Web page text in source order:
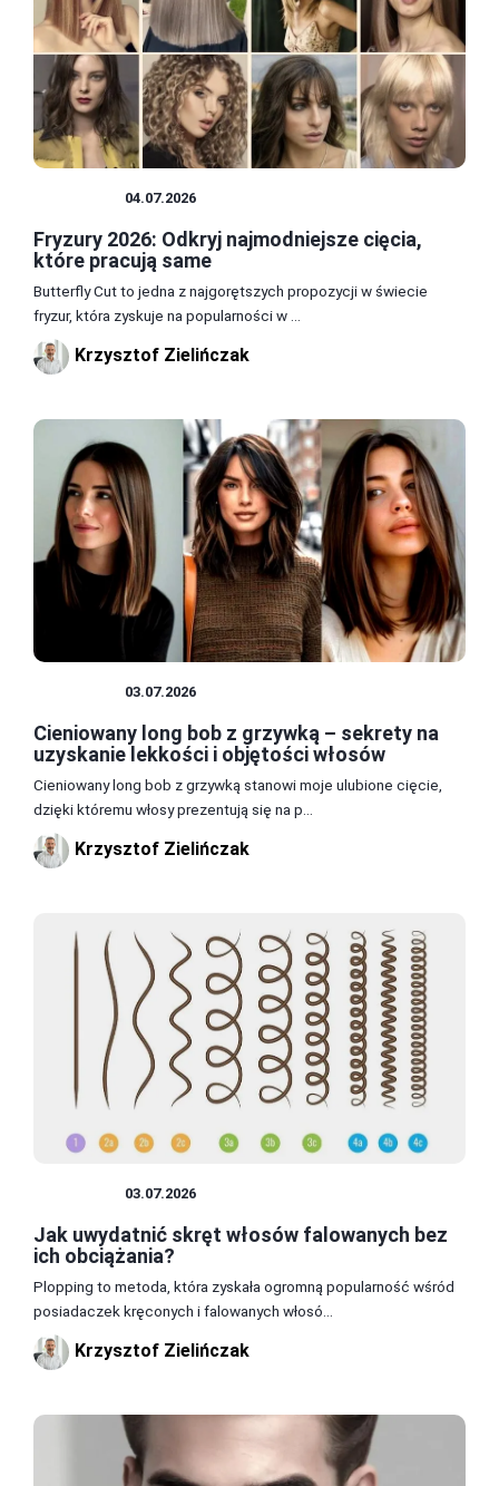
04.07.2026
Fryzury 2026: Odkryj najmodniejsze cięcia,
które pracują same
Butterfly Cut to jedna z najgorętszych propozycji w świecie
fryzur, która zyskuje na popularności w ...
Krzysztof Zielińczak
03.07.2026
Cieniowany long bob z grzywką – sekrety na
uzyskanie lekkości i objętości włosów
Cieniowany long bob z grzywką stanowi moje ulubione cięcie,
dzięki któremu włosy prezentują się na p...
Krzysztof Zielińczak
03.07.2026
Jak uwydatnić skręt włosów falowanych bez
ich obciążania?
Plopping to metoda, która zyskała ogromną popularność wśród
posiadaczek kręconych i falowanych włosó...
Krzysztof Zielińczak